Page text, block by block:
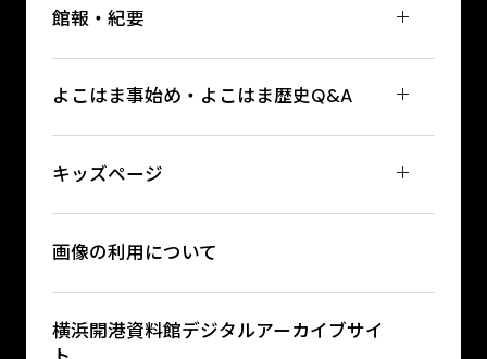
館報・紀要
よこはま事始め・よこはま歴史Q&A
キッズページ
画像の利用について
横浜開港資料館デジタルアーカイブサイ